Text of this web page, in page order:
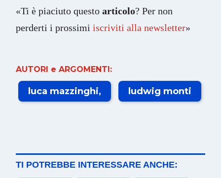
«Ti è piaciuto questo articolo? Per non
perderti i prossimi iscriviti alla newsletter»
AUTORI e ARGOMENTI:
luca mazzinghi ludwig monti
TI POTREBBE INTERESSARE ANCHE: